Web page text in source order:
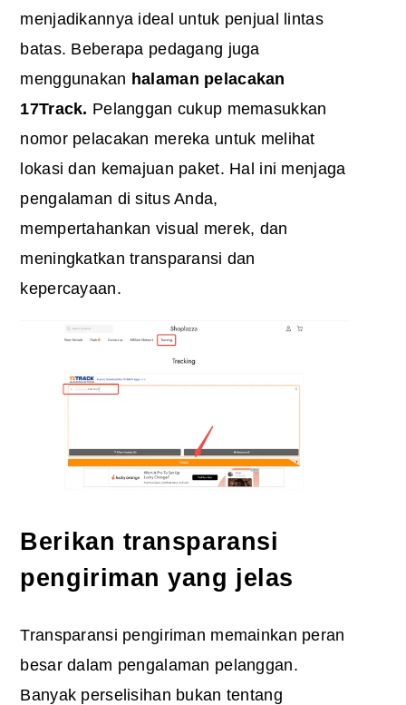
menjadikannya ideal untuk penjual lintas
batas. Beberapa pedagang juga
menggunakan halaman pelacakan
17Track. Pelanggan cukup memasukkan
nomor pelacakan mereka untuk melihat
lokasi dan kemajuan paket. Hal ini menjaga
pengalaman di situs Anda,
mempertahankan visual merek, dan
meningkatkan transparansi dan
kepercayaan.
Berikan transparansi
pengiriman yang jelas
Transparansi pengiriman memainkan peran
besar dalam pengalaman pelanggan.
Banyak perselisihan bukan tentang